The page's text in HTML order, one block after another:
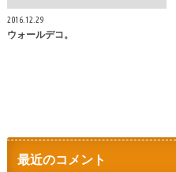
2016.12.29
ウォールデコ。
最近のコメント